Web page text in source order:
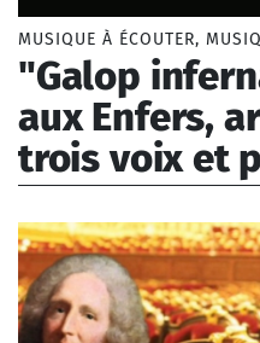
Musique jeune public
Musique savante
Musique populaire
Musique vocale
Musique sacrée
Musique profane
Musique de film
Musique traditionnelle
Musique de circonstance
Musique instrumentale
Période
MUSIQUE À ÉCOUTER,
"Galop
aux Enfers,
trois voix et